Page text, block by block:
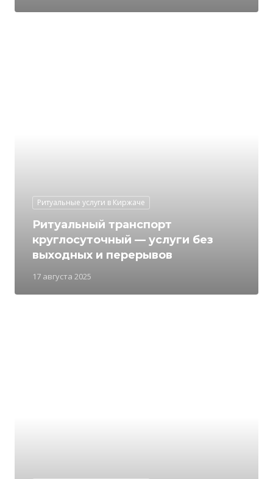
Ритуальные услуги в Киржаче
17 августа 2025
Ритуальный транспорт
круглосуточный — услуги без
выходных и перерывов